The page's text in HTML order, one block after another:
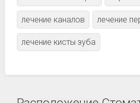
лечение каналов лечение
лечение кисты зуба